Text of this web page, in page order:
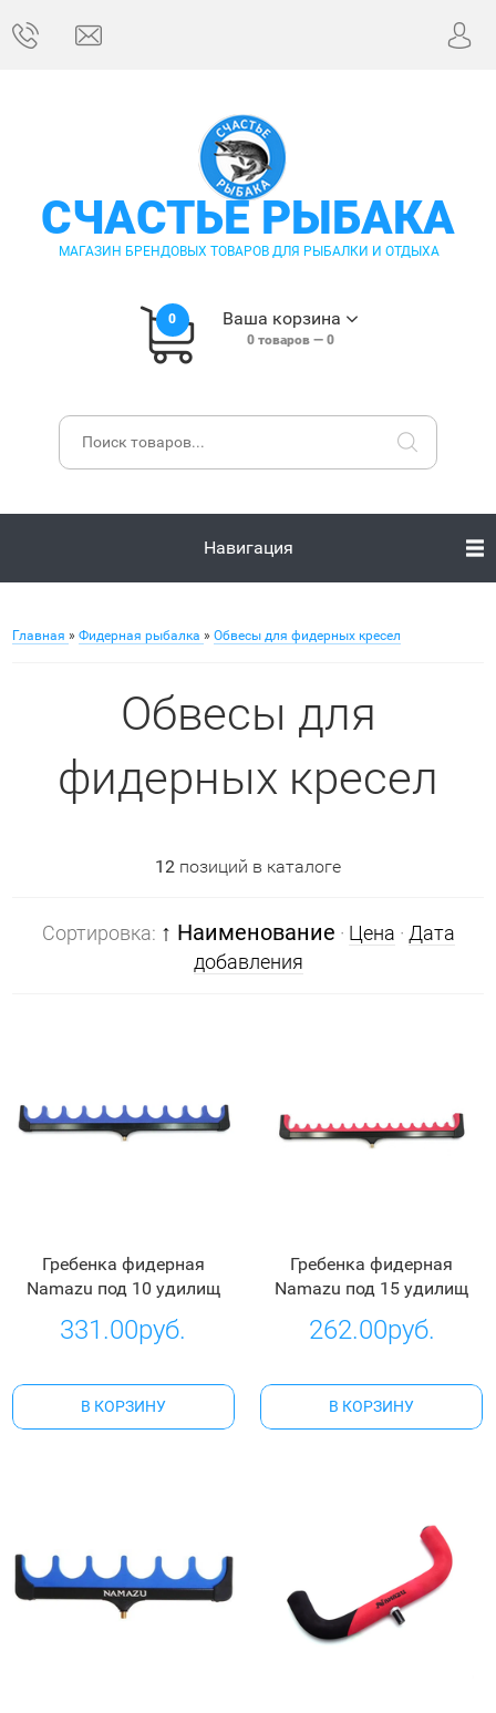
СЧАСТЬЕ РЫБАКА
МАГАЗИН БРЕНДОВЫХ ТОВАРОВ ДЛЯ РЫБАЛКИ И ОТДЫХА
0 Ваша корзина
0товаров — 0
Навигация
Главная » Фидерная рыбалка » Обвесы для фидерных кресел
Обвесы для
фидерных кресел
12 позиций в каталоге
Сортировка: ↑ Наименование · Цена · Дата
добавления
Гребенка фидерная
Namazu под 10 удилищ
331.00руб.
В КОРЗИНУ
Гребенка фидерная
Namazu под 15 удилищ
262.00руб.
В КОРЗИНУ